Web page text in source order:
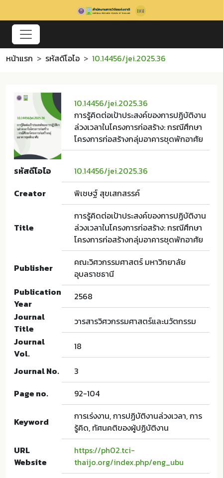
หน้าแรก รหัสดีโอไอ 10.14456/jei.2025.36
10.14456/jei.2025.36
การรู้คิดต่อเป้าประสงค์ของการปฏิบัติงาน
ล่วงเวลาในโครงการก่อสร้าง: กรณีศึกษา
โครงการก่อสร้างกลุ่มอาคารชุดพักอาศัย
รหัสดีโอไอ
10.14456/jei.2025.36
Creator
พิเชษฐ์ สุขเสกสรรค์
Title
การรู้คิดต่อเป้าประสงค์ของการปฏิบัติงาน
ล่วงเวลาในโครงการก่อสร้าง: กรณีศึกษา
โครงการก่อสร้างกลุ่มอาคารชุดพักอาศัย
Publisher
คณะวิศวกรรมศาสตร์ มหาวิทยาลัย
อุบลราชธานี
Publication
Year
2568
Journal
Title
วารสารวิศวกรรมศาสตร์และนวัตกรรม
Journal
Vol.
18
Journal No.
3
Page no.
92-104
Keyword
การเร่งงาน, การปฏิบัติงานล่วงเวลา, การ
รู้คิด, ทัศนคติของผู้ปฏิบัติงาน
URL
Website
https://ph02.tci-
thaijo.org/index.php/eng_ubu